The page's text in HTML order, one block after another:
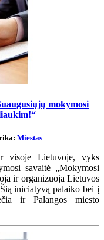
mokymosi
Miestas
visoje Lietuvoje, vyks
savaitė „Mokymosi
ir organizuoja Lietuvos
iniciatyvą palaiko bei į
ir Palangos miesto